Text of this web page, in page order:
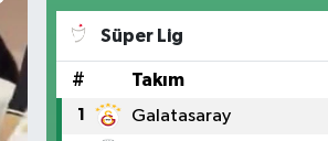
Süper Lig
# Takım
1 Galatasaray